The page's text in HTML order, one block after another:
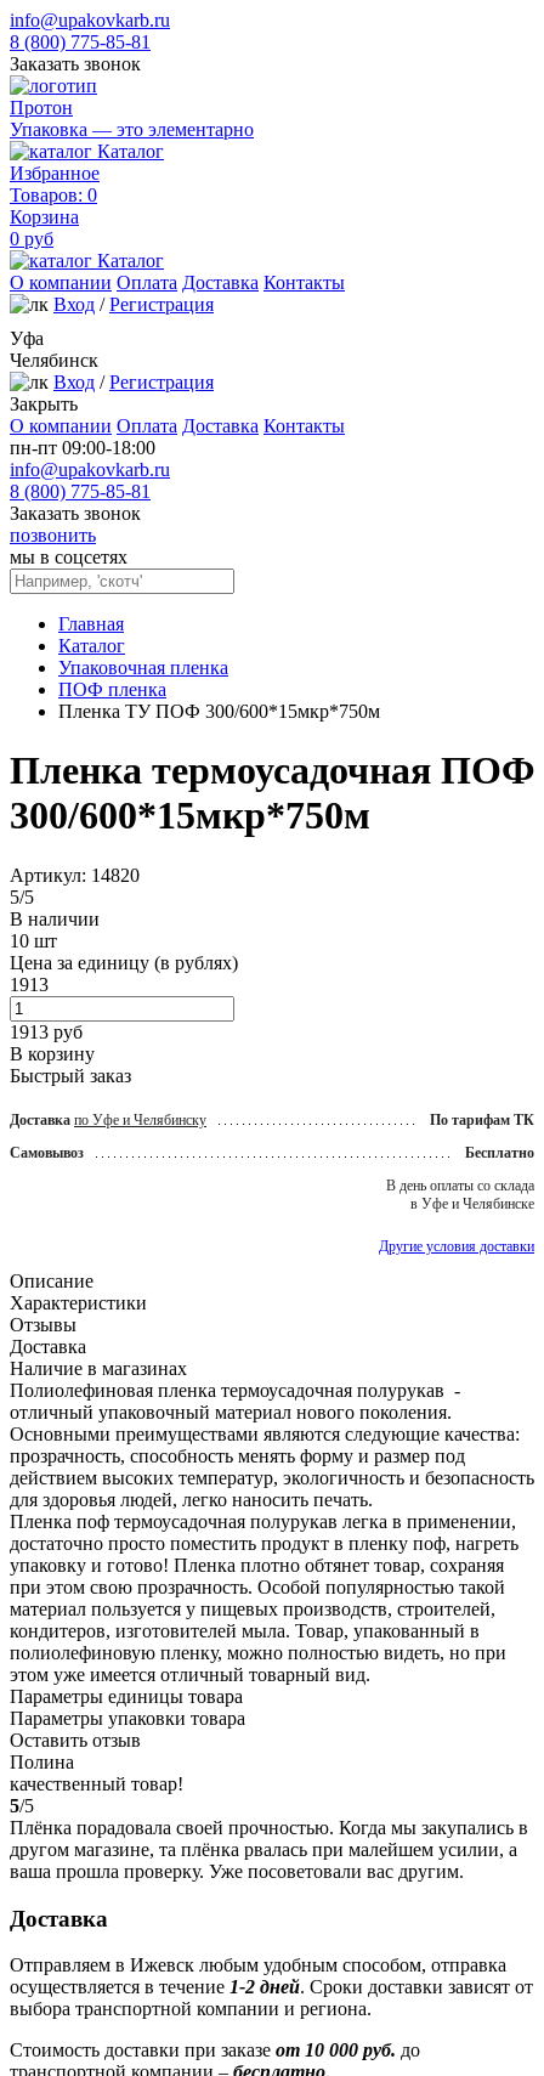
info@upakovkarb.ru
8 (800) 775-85-81
Заказать звонок
Протон
Упаковка — это элементарно
Каталог
Избранное
Товаров: 0
Корзина
0 руб
Каталог
О компании Оплата Доставка Контакты
Вход / Регистрация
Уфа
Челябинск
Вход / Регистрация
Закрыть
О компании Оплата Доставка Контакты
пн-пт 09:00-18:00
info@upakovkarb.ru
8 (800) 775-85-81
Заказать звонок
позвонить
мы в соцсетях
Главная
Каталог
Упаковочная пленка
ПОФ пленка
Пленка ТУ ПОФ 300/600*15мкр*750м
Пленка термоусадочная ПОФ
300/600*15мкр*750м
Артикул: 14820
5/5
В наличии
10 шт
Цена за единицу (в рублях)
1913
1913 руб
В корзину
Быстрый заказ
Доставка по Уфе и Челябинску
По тарифам ТК
Самовывоз
Бесплатно
В день оплаты со склада
в Уфе и Челябинске
Другие условия доставки
Описание
Характеристики
Отзывы
Доставка
Наличие в магазинах
Полиолефиновая пленка термоусадочная полурукав -
отличный упаковочный материал нового поколения.
Основными преимуществами являются следующие качества:
прозрачность, способность менять форму и размер под
действием высоких температур, экологичность и безопасность
для здоровья людей, легко наносить печать.
Пленка поф термоусадочная полурукав легка в применении,
достаточно просто поместить продукт в пленку поф, нагреть
упаковку и готово! Пленка плотно обтянет товар, сохраняя
при этом свою прозрачность. Особой популярностью такой
материал пользуется у пищевых производств, строителей,
кондитеров, изготовителей мыла. Товар, упакованный в
полиолефиновую пленку, можно полностью видеть, но при
этом уже имеется отличный товарный вид.
Параметры единицы товара
Параметры упаковки товара
Оставить отзыв
Полина
качественный товар!
5/5
Плёнка порадовала своей прочностью. Когда мы закупались в
другом магазине, та плёнка рвалась при малейшем усилии, а
ваша прошла проверку. Уже посоветовали вас другим.
Доставка
Отправляем в Ижевск любым удобным способом, отправка
осуществляется в течение 1-2 дней. Сроки доставки зависят от
выбора транспортной компании и региона.
Стоимость доставки при заказе от 10 000 руб. до